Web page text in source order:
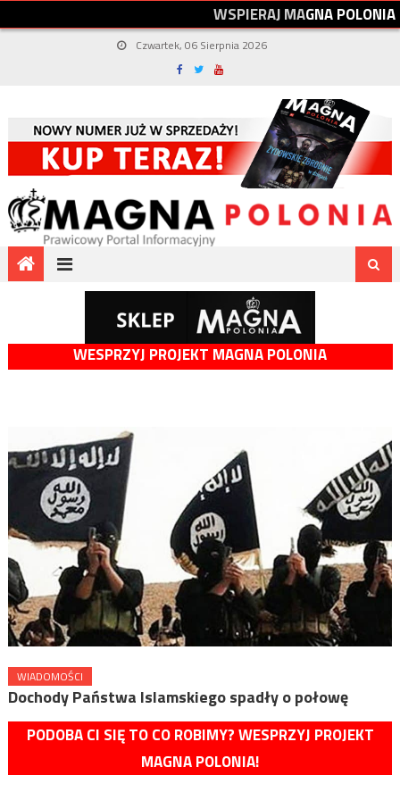
WSPIERAJMAGNAPOLONIA
Czwartek, 06 Sierpnia 2026
WESPRZYJ PROJEKT MAGNA POLONIA
WIADOMOŚCI
Dochody Państwa Islamskiego spadły o połowę
PODOBA CI SIĘ TO CO ROBIMY? WESPRZYJ PROJEKT
MAGNA POLONIA!